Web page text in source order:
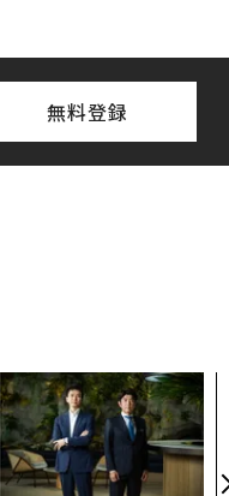
無料登録